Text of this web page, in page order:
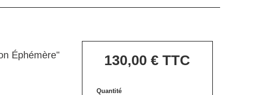
Éphémère" 130,00 € TTC
Quantité